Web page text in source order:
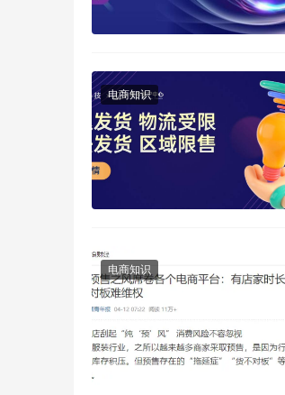
电商知识
电商知识